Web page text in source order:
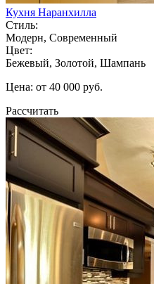
Кухня Наранхилла
Стиль:
Модерн, Современный
Цвет:
Бежевый, Золотой, Шампань
Цена: от 40 000 руб.
Рассчитать